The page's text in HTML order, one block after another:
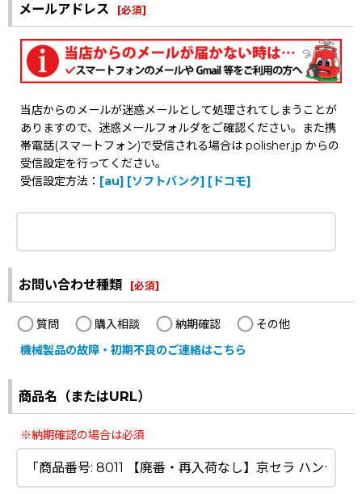
メールアドレス [必須]
当店からのメールが迷惑メールとして処理されてしまうことが
ありますので、迷惑メールフォルダをご確認ください。また携
帯電話(スマートフォン)で受信される場合は polisher.jp からの
受信設定を行ってください。
受信設定方法： [au] [ソフトバンク] [ドコモ]
お問い合わせ種類 [必須]
質問 購入相談 納期確認
その他
機械製品の故障・初期不良のご連絡はこちら
商品名（またはURL）
※納期確認の場合は必須